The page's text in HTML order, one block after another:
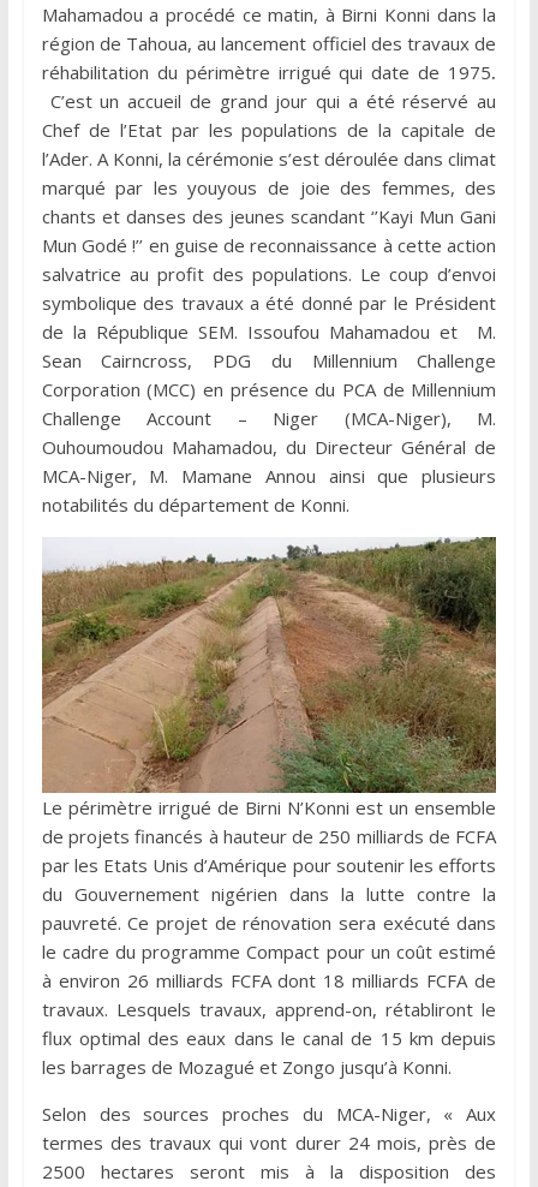
Mahamadou a procédé ce matin, à Birni Konni dans la
région de Tahoua, au lancement officiel des travaux de
réhabilitation du périmètre irrigué qui date de 1975.
C’est un accueil de grand jour qui a été réservé au
Chef de l’Etat par les populations de la capitale de
l’Ader. A Konni, la cérémonie s’est déroulée dans climat
marqué par les youyous de joie des femmes, des
chants et danses des jeunes scandant ‘’Kayi Mun Gani
Mun Godé !’’ en guise de reconnaissance à cette action
salvatrice au profit des populations. Le coup d’envoi
symbolique des travaux a été donné par le Président
de la République SEM. Issoufou Mahamadou et M.
Sean Cairncross, PDG du Millennium Challenge
Corporation (MCC) en présence du PCA de Millennium
Challenge Account – Niger (MCA-Niger), M.
Ouhoumoudou Mahamadou, du Directeur Général de
MCA-Niger, M. Mamane Annou ainsi que plusieurs
notabilités du département de Konni.
Le périmètre irrigué de Birni N’Konni est un ensemble
de projets financés à hauteur de 250 milliards de FCFA
par les Etats Unis d’Amérique pour soutenir les efforts
du Gouvernement nigérien dans la lutte contre la
pauvreté. Ce projet de rénovation sera exécuté dans
le cadre du programme Compact pour un coût estimé
à environ 26 milliards FCFA dont 18 milliards FCFA de
travaux. Lesquels travaux, apprend-on, rétabliront le
flux optimal des eaux dans le canal de 15 km depuis
les barrages de Mozagué et Zongo jusqu’à Konni.
Selon des sources proches du MCA-Niger, « Aux
termes des travaux qui vont durer 24 mois, près de
2500 hectares seront mis à la disposition des